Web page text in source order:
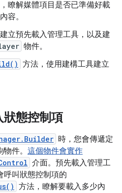
瞭解媒體項目是否已準備好載
容。
建立預先載入管理工具，以及建
物件。
方法，使用建構工具建立
狀態控制項
時，您會傳遞定
物件。 這個物件會實作
介面。預先載入管理工
呼叫狀態控制項的
方法，瞭解要載入多少內